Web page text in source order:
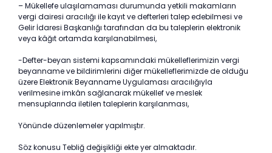
– Mükellefe ulaşılamaması durumunda yetkili makamların
vergi dairesi aracılığı ile kayıt ve defterleri talep edebilmesi ve
Gelir İdaresi Başkanlığı tarafından da bu taleplerin elektronik
veya kâğıt ortamda karşılanabilmesi,
-Defter-beyan sistemi kapsamındaki mükelleflerimizin vergi
beyanname ve bildirimlerini diğer mükelleflerimizde de olduğu
üzere Elektronik Beyanname Uygulaması aracılığıyla
verilmesine imkân sağlanarak mükellef ve meslek
mensuplarında iletilen taleplerin karşılanması,
Yönünde düzenlemeler yapılmıştır.
Söz konusu Tebliğ değişikliği ekte yer almaktadır.